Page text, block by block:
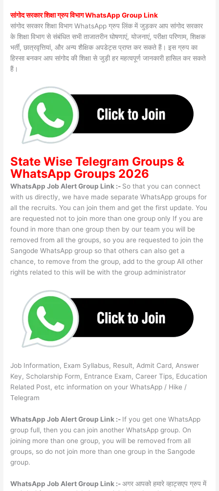
सांगोद सरकार शिक्षा ग्रुप विभाग WhatsApp Group Link
सांगोद सरकार शिक्षा विभाग WhatsApp ग्रुप लिंक में जुड़कर आप सांगोद सरकार
के शिक्षा विभाग से संबंधित सभी ताजातरीन घोषणाएं, योजनाएं, परीक्षा परिणाम, शिक्षक
भर्ती, छात्रवृत्तियां, और अन्य शैक्षिक अपडेट्स प्राप्त कर सकते हैं। इस ग्रुप का
हिस्सा बनकर आप सांगोद की शिक्षा से जुड़ी हर महत्वपूर्ण जानकारी हासिल कर सकते
हैं।
State WiseTelegram Groups &
WhatsApp Groups 2026
WhatsApp Job Alert Group Link :- So that you can connect
with us directly, we have made separate WhatsApp groups for
all the recruits. You can join them and get the first update. You
are requested not to join more than one group only If you are
found in more than one group then by our team you will be
removed from all the groups, so you are requested to join the
Sangode WhatsApp group so that others can also get a
chance, to remove from the group, add to the group All other
rights related to this will be with the group administrator
Job Information, Exam Syllabus, Result, Admit Card, Answer
Key, Scholarship Form, Entrance Exam, Career Tips, Education
Related Post, etc information on your WhatsApp / Hike /
Telegram
WhatsApp Job Alert Group Link :- If you get one WhatsApp
group full, then you can join another WhatsApp group. On
joining more than one group, you will be removed from all
groups, so do not join more than one group in the Sangode
group.
WhatsApp Job Alert Group Link :-अगर आपको हमारे व्हाट्सएप ग्रुप में